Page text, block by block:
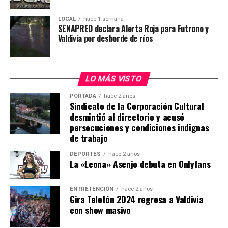
Operativo terminó con detención de
imputado
El procedimiento policial se desarrolló cerca de las
12:30 horas en una vivienda ubicada en la comunidad
Antillanca, sector Las Minas, donde personal del GOPE
buscaba detener a Carlos Esteban Cancino Tapia, quien
mantenía una orden de detención vigente por el delito
de homicidio de carabinero en servicio.
De acuerdo con los antecedentes preliminares, al
momento del ingreso policial el imputado habría
utilizado un revólver para disparar contra los
funcionarios, generándose un intercambio de disparos
en el lugar.
Cancino Tapia resultó herido durante el enfrentamiento
y fue trasladado también hasta el Hospital Base de
LOCAL hace 1 semana
SENAPRED declara Alerta Roja para Futrono y
Valdivia por desborde de ríos
LO MÁS VISTO
PORTADA hace 2 años
Sindicato de la Corporación Cultural
desmintió al directorio y acusó
persecuciones y condiciones indignas
de trabajo
DEPORTES hace 2 años
La «Leona» Asenjo debuta en Onlyfans
ENTRETENCIÓN hace 2 años
Gira Teletón 2024 regresa a Valdivia
con show masivo